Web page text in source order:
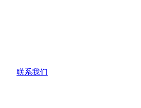
联系我们